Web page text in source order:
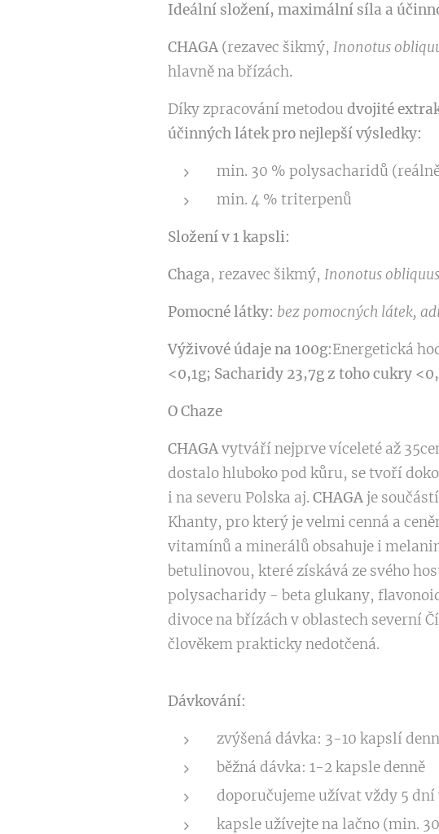
Ideální složení, maximální síla a
CHAGA (rezavec šikmý, Inonotus
hlavně na břízách.
Díky zpracování metodou dvojité
účinných látek pro nejlepší výsledky:
min. 30 % polysacharidů
min. 4 % triterpenů
Složení v 1 kapsli:
Chaga, rezavec šikmý, Inonotus
Pomocné látky: bez pomocných látek,
Výživové údaje na 100g:Energetická
<0,1g; Sacharidy 23,7g z toho cukry
O Chaze
CHAGAvytváří nejprve víceleté až
dostalo hluboko pod kůru, se tvoří
i na severu Polska aj. CHAGAje
Khanty, pro který je velmi cenná a
vitamínů a minerálů obsahuje i
betulinovou, které získává ze svého
polysacharidy - beta glukany,
divoce na břízách v oblastech severní
člověkem prakticky nedotčená.
Dávkování:
zvýšená dávka: 3-10 kapslí
běžná dávka: 1-2 kapsle denně
doporučujeme užívat vždy 5
kapsle užívejte na lačno (min.